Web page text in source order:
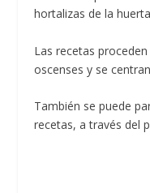
hortalizas de la
Las recetas
oscenses y se
También se puede
recetas, a través del